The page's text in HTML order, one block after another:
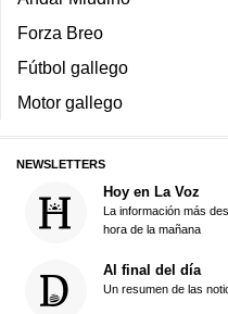
Forza Breo
Fútbol gallego
Motor gallego
NEWSLETTERS
Hoy en La Voz
La información más
hora de la mañana
Al final del día
Un resumen de las